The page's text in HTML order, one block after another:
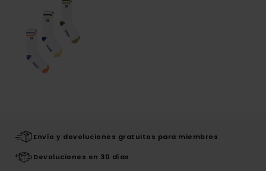
Envío y devoluciones gratuitos para miembros
Devoluciones en 30 días